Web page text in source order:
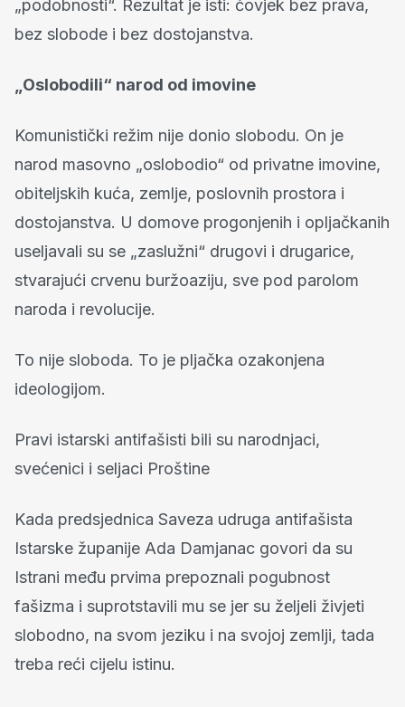
„podobnosti“. Rezultat je isti: čovjek bez prava,
bez slobode i bez dostojanstva.
„Oslobodili“ narod od imovine
Komunistički režim nije donio slobodu. On je
narod masovno „oslobodio“ od privatne imovine,
obiteljskih kuća, zemlje, poslovnih prostora i
dostojanstva. U domove progonjenih i opljačkanih
useljavali su se „zaslužni“ drugovi i drugarice,
stvarajući crvenu buržoaziju, sve pod parolom
naroda i revolucije.
To nije sloboda. To je pljačka ozakonjena
ideologijom.
Pravi istarski antifašisti bili su narodnjaci,
svećenici i seljaci Proštine
Kada predsjednica Saveza udruga antifašista
Istarske županije Ada Damjanac govori da su
Istrani među prvima prepoznali pogubnost
fašizma i suprotstavili mu se jer su željeli živjeti
slobodno, na svom jeziku i na svojoj zemlji, tada
treba reći cijelu istinu.